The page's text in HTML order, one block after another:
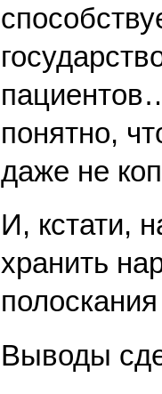
понятно,
даже не
И, кстати,
хранить
Выводы